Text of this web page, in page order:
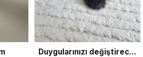
Duygularınızı değiştirecek bebislerimiz